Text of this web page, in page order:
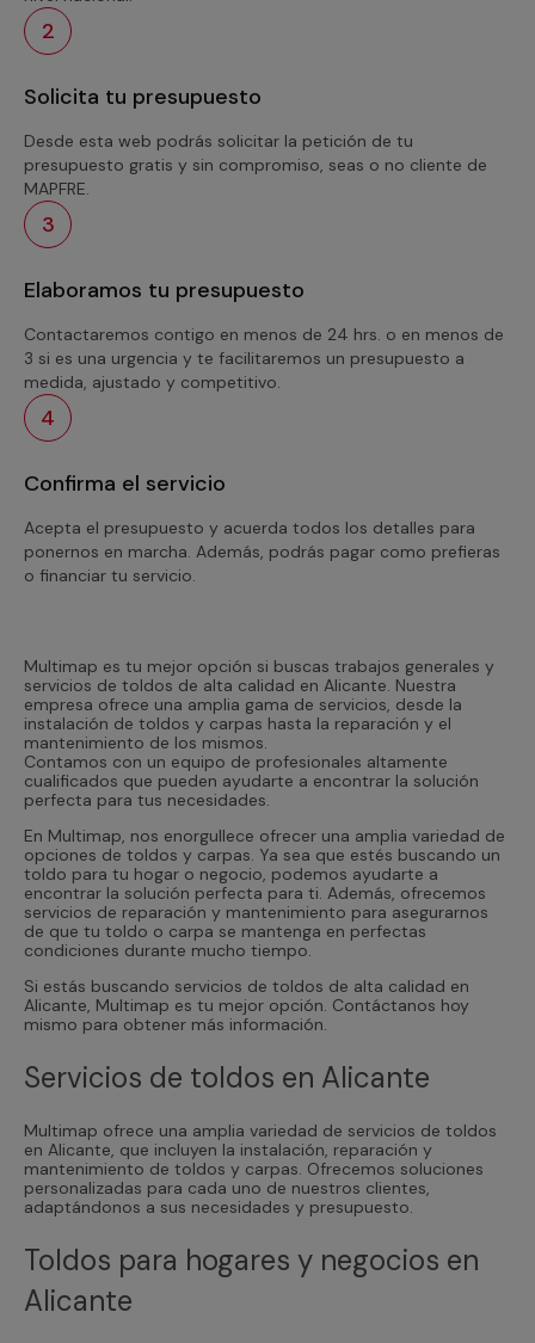
2
Solicita tu presupuesto
Desde esta web podrás solicitar la petición de tu
presupuesto gratis y sin compromiso, seas o no cliente de
MAPFRE.
3
Elaboramos tu presupuesto
Contactaremos contigo en menos de 24 hrs. o en menos de
3 si es una urgencia y te facilitaremos un presupuesto a
medida, ajustado y competitivo.
4
Confirma el servicio
Acepta el presupuesto y acuerda todos los detalles para
ponernos en marcha. Además, podrás pagar como prefieras
o financiar tu servicio.
Multimap es tu mejor opción si buscas trabajos generales y
servicios de toldos de alta calidad en Alicante. Nuestra
empresa ofrece una amplia gama de servicios, desde la
instalación de toldos y carpas hasta la reparación y el
mantenimiento de los mismos.
Contamos con un equipo de profesionales altamente
cualificados que pueden ayudarte a encontrar la solución
perfecta para tus necesidades.
En Multimap, nos enorgullece ofrecer una amplia variedad de
opciones de toldos y carpas. Ya sea que estés buscando un
toldo para tu hogar o negocio, podemos ayudarte a
encontrar la solución perfecta para ti. Además, ofrecemos
servicios de reparación y mantenimiento para asegurarnos
de que tu toldo o carpa se mantenga en perfectas
condiciones durante mucho tiempo.
Si estás buscando servicios de toldos de alta calidad en
Alicante, Multimap es tu mejor opción. Contáctanos hoy
mismo para obtener más información.
Servicios de toldos en Alicante
Multimap ofrece una amplia variedad de servicios de toldos
en Alicante, que incluyen la instalación, reparación y
mantenimiento de toldos y carpas. Ofrecemos soluciones
personalizadas para cada uno de nuestros clientes,
adaptándonos a sus necesidades y presupuesto.
Toldos para hogares y negocios en
Alicante